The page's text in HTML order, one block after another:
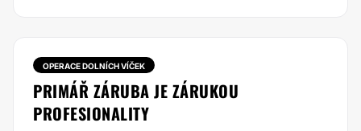
OPERACE DOLNÍCH VÍČEK
PRIMÁŘ ZÁRUBA JE ZÁRUKOU
PROFESIONALITY